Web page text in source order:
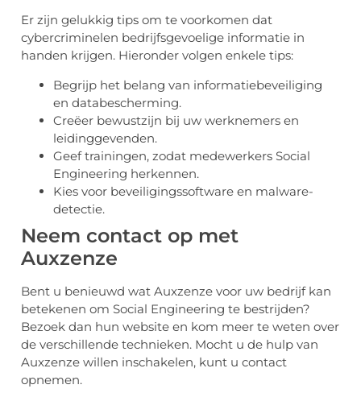
Er zijn gelukkig tips om te voorkomen dat
cybercriminelen bedrijfsgevoelige informatie in
handen krijgen. Hieronder volgen enkele tips:
Begrijp het belang van informatiebeveiliging
en databescherming.
Creëer bewustzijn bij uw werknemers en
leidinggevenden.
Geef trainingen, zodat medewerkers Social
Engineering herkennen.
Kies voor beveiligingssoftware en malware-
detectie.
Neem contact op met
Auxzenze
Bent u benieuwd wat Auxzenze voor uw bedrijf kan
betekenen om Social Engineering te bestrijden?
Bezoek dan hun website en kom meer te weten over
de verschillende technieken. Mocht u de hulp van
Auxzenze willen inschakelen, kunt u contact
opnemen.